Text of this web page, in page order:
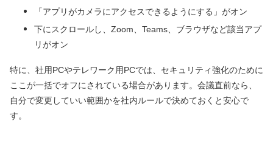
「アプリがカメラにアクセスできるようにする」がオン
下にスクロールし、Zoom、Teams、ブラウザなど該当アプ
リがオン
特に、社用PCやテレワーク用PCでは、セキュリティ強化のために
ここが一括でオフにされている場合があります。会議直前なら、
自分で変更していい範囲かを社内ルールで決めておくと安心で
す。